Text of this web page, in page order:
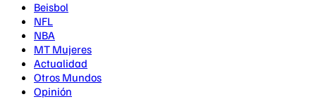
Beisbol
NFL
NBA
MT Mujeres
Actualidad
Otros Mundos
Opinión